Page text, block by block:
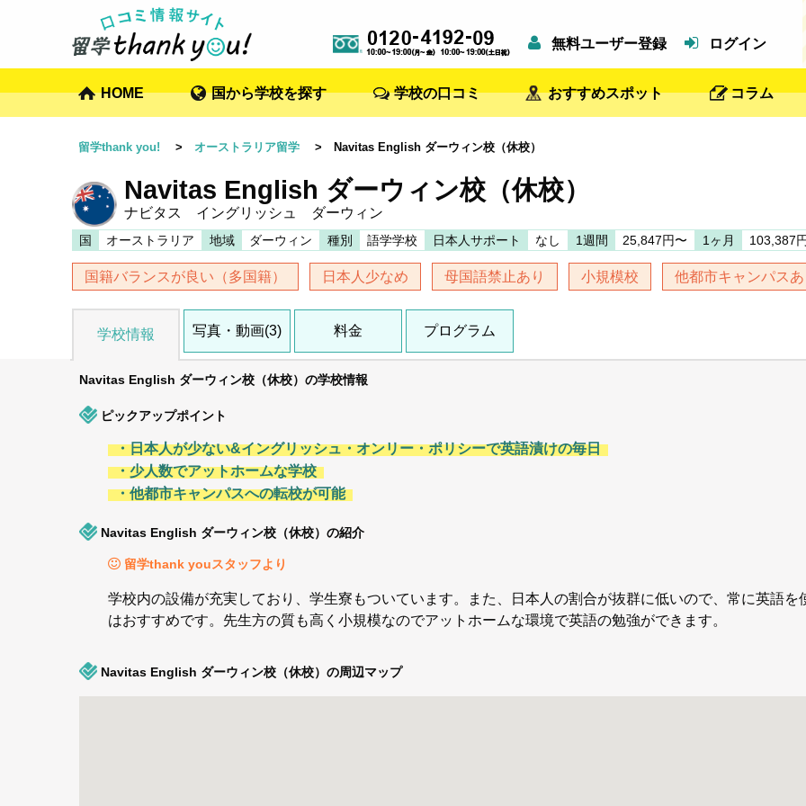
無料ユーザー登録 ログイン
HOME 国から学校を探す 学校の口コミ おすすめスポット コラム
留学thank you! > オーストラリア留学 > Navitas English ダーウィン校（休校）
Navitas English ダーウィン校（休校）
ナビタス イングリッシュ ダーウィン
国 オーストラリア 地域 ダーウィン 種別 語学学校 日本人サポート なし 1週間 25,847円〜 1ヶ月 103,387
国籍バランスが良い（多国籍） 日本人少なめ 母国語禁止あり 小規模校 他都市キャンパス
学校情報 写真・動画(3) 料金 プログラム
Navitas English ダーウィン校（休校）の学校情報
ピックアップポイント
・日本人が少ない&イングリッシュ・オンリー・ポリシーで英語漬けの毎日
・少人数でアットホームな学校
・他都市キャンパスへの転校が可能
Navitas English ダーウィン校（休校）の紹介
留学thank youスタッフより
学校内の設備が充実しており、学生寮もついています。また、日本人の割合が抜群に低いので、常に英語
はおすすめです。先生方の質も高く小規模なのでアットホームな環境で英語の勉強ができます。
Navitas English ダーウィン校（休校）の周辺マップ